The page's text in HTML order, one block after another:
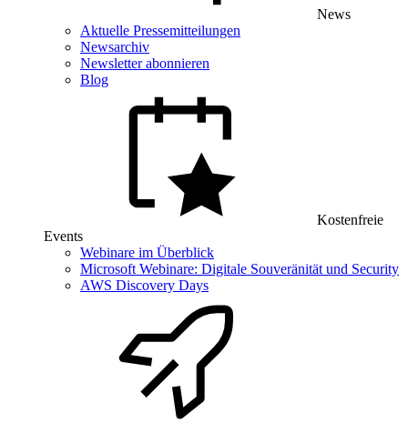
News
Aktuelle Pressemitteilungen
Newsarchiv
Newsletter abonnieren
Blog
Kostenfreie
Events
Webinare im Überblick
Microsoft Webinare: Digitale Souveränität und Security
AWS Discovery Days